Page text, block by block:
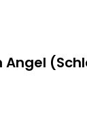
Angel